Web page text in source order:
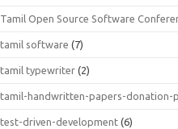
Tamil Open Source Software
tamil software (7)
tamil typewriter (2)
tamil-handwritten-papers-donation-
test-driven-development (6)